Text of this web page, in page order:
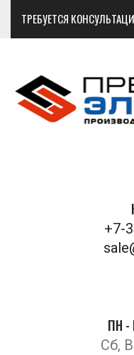
ТРЕБУЕТСЯ
+7-
ПН -
Сб,